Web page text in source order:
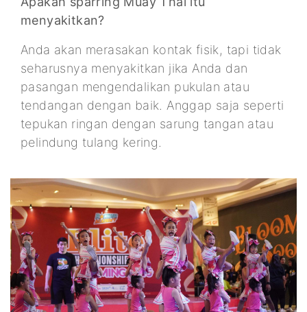
menyakitkan?
Anda akan merasakan kontak fisik, tapi tidak
seharusnya menyakitkan jika Anda dan
pasangan mengendalikan pukulan atau
tendangan dengan baik. Anggap saja seperti
tepukan ringan dengan sarung tangan atau
pelindung tulang kering.